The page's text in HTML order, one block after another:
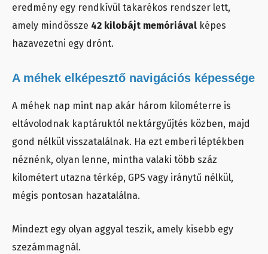
eredmény egy rendkívül takarékos rendszer lett,
amely mindössze 42 kilobájt memóriával képes
hazavezetni egy drónt.
A méhek elképesztő navigációs képessége
A méhek nap mint nap akár három kilométerre is
eltávolodnak kaptáruktól nektárgyűjtés közben, majd
gond nélkül visszatalálnak. Ha ezt emberi léptékben
néznénk, olyan lenne, mintha valaki több száz
kilométert utazna térkép, GPS vagy iránytű nélkül,
mégis pontosan hazatalálna.
Mindezt egy olyan aggyal teszik, amely kisebb egy
szezámmagnál.